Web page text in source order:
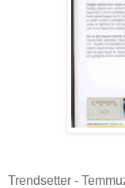
Trendsetter -